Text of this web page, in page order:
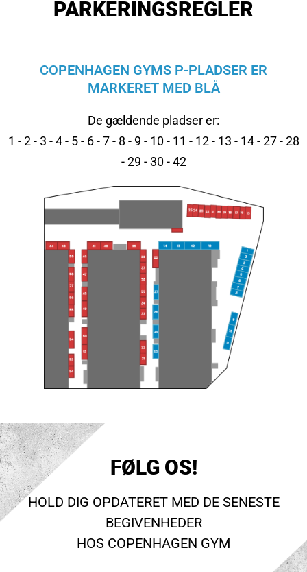
PARKERINGSREGLER
COPENHAGEN GYMS P-PLADSER ER
MARKERET MED BLÅ
De gældende pladser er:
1 - 2 - 3 - 4 - 5 - 6 - 7 - 8 - 9 - 10 - 11 - 12 - 13 - 14 - 27 - 28
- 29 - 30 - 42
FØLG OS!
HOLD DIG OPDATERET MED DE SENESTE
BEGIVENHEDER
HOS COPENHAGEN GYM